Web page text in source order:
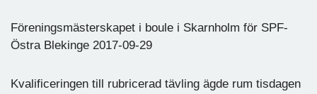
Föreningsmästerskapet i boule i Skarnholm för SPF-
Östra Blekinge 2017-09-29
Kvalificeringen till rubricerad tävling ägde rum tisdagen